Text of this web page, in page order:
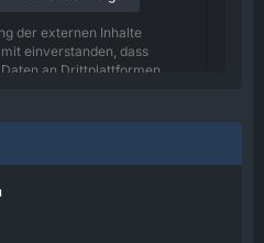
der externen Inhalte
einverstanden, dass
an Drittplattformen
08:25